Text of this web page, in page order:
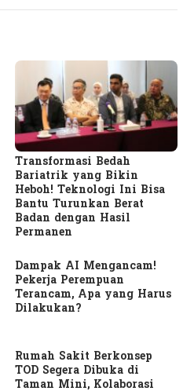
Transformasi Bedah
Bariatrik yang Bikin
Heboh! Teknologi Ini Bisa
Bantu Turunkan Berat
Badan dengan Hasil
Permanen
Dampak AI Mengancam!
Pekerja Perempuan
Terancam, Apa yang Harus
Dilakukan?
Rumah Sakit Berkonsep
TOD Segera Dibuka di
Taman Mini, Kolaborasi